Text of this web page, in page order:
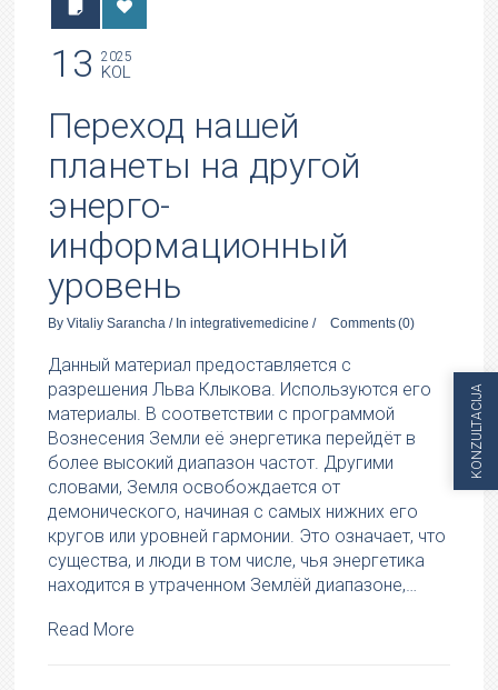
13 2025
KOL
Переход нашей
планеты на другой
энерго-
информационный
уровень
ByVitaliy Sarancha / Inintegrativemedicine / Comments(0)
Данный материал предоставляется с
разрешения Льва Клыкова. Используются его
материалы. В соответствии с программой
Вознесения Земли её энергетика перейдёт в
более высокий диапазон частот. Другими
словами, Земля освобождается от
демонического, начиная с самых нижних его
кругов или уровней гармонии. Это означает, что
существа, и люди в том числе, чья энергетика
находится в утраченном Землёй диапазоне,…
Read More
KONZULTACIJA